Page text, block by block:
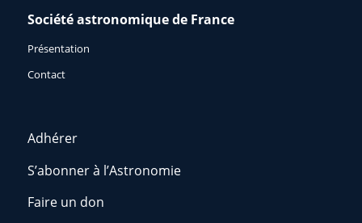
Société astronomique de France
Présentation
Contact
Adhérer
S’abonner à l’Astronomie
Faire un don